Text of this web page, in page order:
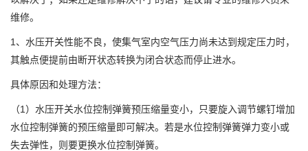
维修。
1、水压开关性能不良，使集气室内空气压力尚未达到规定压力时，
其触点便提前由断开状态转换为闭合状态而停止进水。
具体原因和处理方法：
（1）水压开关水位控制弹簧预压缩量变小，只要旋入调节螺钉增加
水位控制弹簧的预压缩量即可解决。若是水位控制弹簧弹力变小或
失去弹性，则要更换水位控制弹簧。